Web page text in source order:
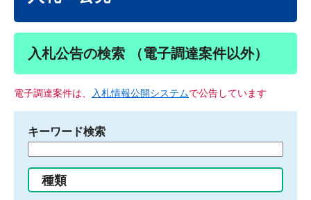
入札公告の検索 （電子調達案件以外）
電子調達案件は、 入札情報公開システムで公告しています
キーワード検索
る
種類